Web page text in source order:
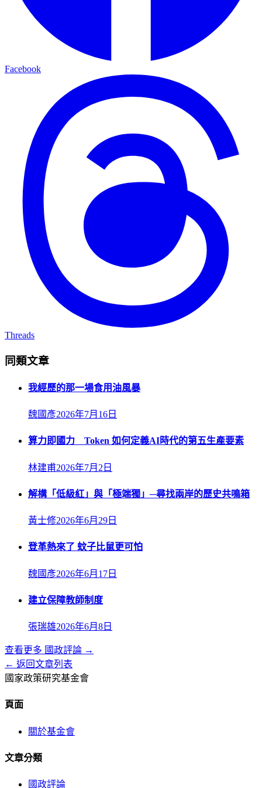
Facebook
Threads
同類文章
我經歷的那一場食用油風暴
魏國彥2026年7月16日
算力即國力 Token 如何定義AI時代的第五生產要素
林建甫2026年7月2日
解構「低級紅」與「極端獨」─尋找兩岸的歷史共鳴箱
黃士修2026年6月29日
登革熱來了 蚊子比鼠更可怕
魏國彥2026年6月17日
建立保障教師制度
張瑞雄2026年6月8日
查看更多 國政評論 →
← 返回文章列表
國家政策研究基金會
頁面
關於基金會
文章分類
國政評論